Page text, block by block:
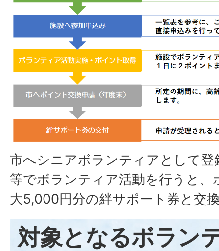
市へシニアボランティアとして登
等でボランティア活動を行うと
大5,000円分の絆サポート券と交
対象となるボラン